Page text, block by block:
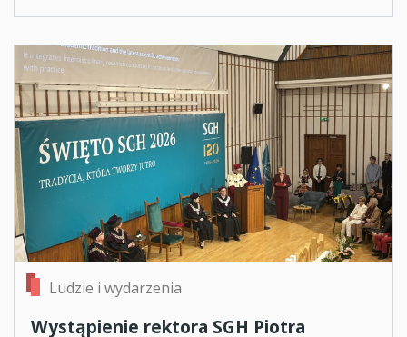
Ludzie i wydarzenia
Wystąpienie rektora SGH Piotra